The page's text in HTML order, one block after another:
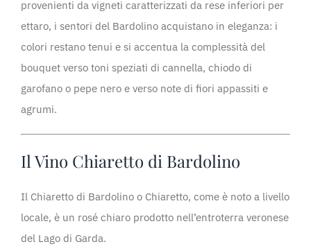
provenienti da vigneti caratterizzati da rese inferiori per
ettaro, i sentori del Bardolino acquistano in eleganza: i
colori restano tenui e si accentua la complessità del
bouquet verso toni speziati di cannella, chiodo di
garofano o pepe nero e verso note di fiori appassiti e
agrumi.
Il Vino Chiaretto di Bardolino
Il Chiaretto di Bardolino o Chiaretto, come è noto a livello
locale, è un rosé chiaro prodotto nell’entroterra veronese
del Lago di Garda.